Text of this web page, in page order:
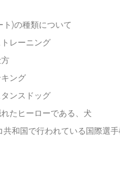
ト)の種類について
レーニング
ング
ンスドッグ
たヒーローである、犬
共和国で行われている国際選手